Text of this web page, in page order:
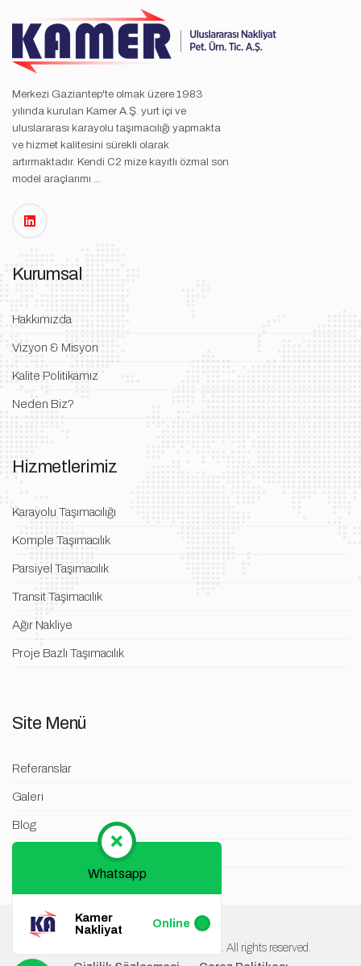
Merkezi Gaziantep'te olmak üzere 1983
yılında kurulan Kamer A.Ş. yurt içi ve
uluslararası karayolu taşımacılığı yapmakta
ve hizmet kalitesini sürekli olarak
artırmaktadır. Kendi C2 mize kayıtlı özmal son
model araçlarımı ...
Kurumsal
Hakkımızda
Vizyon & Misyon
Kalite Politikamız
Neden Biz?
Hizmetlerimiz
Karayolu Taşımacılığı
Komple Taşımacılık
Parsiyel Taşımacılık
Transit Taşımacılık
Ağır Nakliye
Proje Bazlı Taşımacılık
Site Menü
Referanslar
Galeri
Blog
. All rights reserved.
Whatsapp
Kamer
Nakliyat
Online